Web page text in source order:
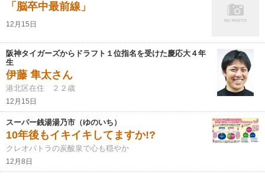
「脳卒中最前線」
12月15日
阪神タイガーズからドラフト１位指名を受けた慶応大４年
生
伊藤 隼太さん
港北区在住 ２２歳
12月15日
スーパー銭湯湯乃市（ゆのいち）
10年後もイキイキしてますか!?
クレオパトラの炭酸泉で心も穏やか
12月8日